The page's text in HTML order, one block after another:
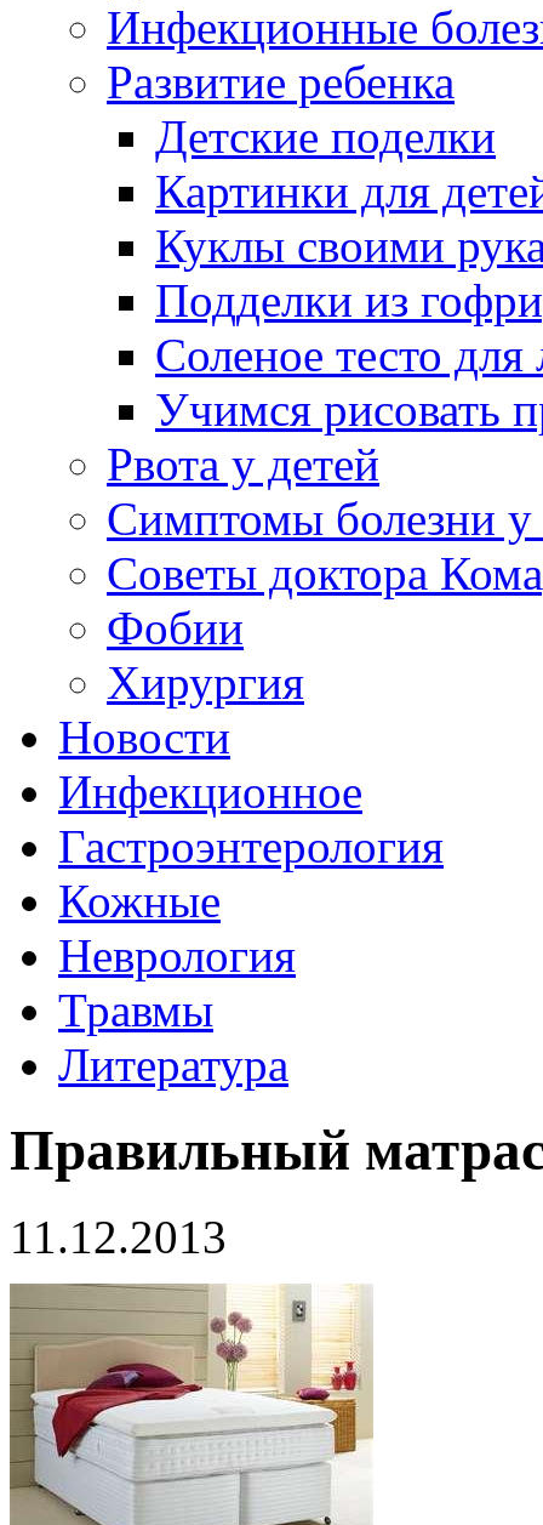
Инфекционные
Развитие ребенка
Детские поделки
Картинки для
Куклы своими
Подделки из
Соленое тесто для
Учимся рисовать
Рвота у детей
Симптомы болезни у
Советы доктора
Фобии
Хирургия
Новости
Инфекционное
Гастроэнтерология
Кожные
Неврология
Травмы
Литература
Правильный
11.12.2013